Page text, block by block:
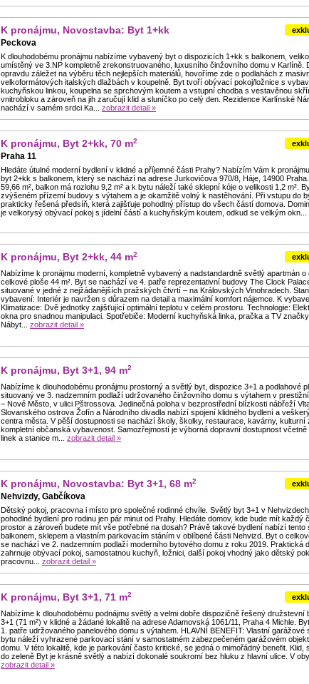
K pronájmu, Novostavba: Byt 1+kk
Peckova
K dlouhodobému pronájmu nabízíme vybavený byt o dispozicích 1+kk s balkonem,
umístěný ve 3.NP kompletně zrekonstruovaného, luxusního činžovního domu v Karlíně.
opravdu záležet na výběru těch nejlepších materiálů, hovoříme zde o podlahách z
velkoformátových italských dlažbách v koupelně. Byt tvoří obývací pokoj/ložnice s
kuchyňskou linkou, koupelna se sprchovým koutem a vstupní chodba s vestavěnou
vnitrobloku a zároveň na jih zaručují klid a sluníčko po celý den. Rezidence Karlínské
nachází v samém srdci Ka... zobrazit detail »
K pronájmu, Byt 2+kk, 70 m2
Praha 11
Hledáte útulné moderní bydlení v klidné a příjemné části Prahy? Nabízím Vám k
byt 2+kk s balkonem, který se nachází na adrese Jurkovičova 970/8, Háje, 14900
59,66 m², balkon má rozlohu 9,2 m² a k bytu náleží také sklepní kóje o velikosti 1,2 m².
zvýšeném přízemí budovy s výtahem a je okamžitě volný k nastěhování. Při vstupu do
prakticky řešená předsíň, která zajišťuje pohodlný přístup do všech částí domova.
je velkorysý obývací pokoj s jídelní částí a kuchyňským koutem, odkud se velkým okn...
K pronájmu, Byt 2+kk, 44 m2
Nabízíme k pronájmu moderní, kompletně vybavený a nadstandardně světlý apartmán o
celkové ploše 44 m². Byt se nachází ve 4. patře reprezentativní budovy The Clock
situované v jedné z nejžádanějších pražských čtvrtí – na Královských Vinohradech.
vybavení: Interiér je navržen s důrazem na detail a maximální komfort nájemce. K
Klimatizace: Dvě jednotky zajišťující optimální teplotu v celém prostoru. Technologie:
okna pro snadnou manipulaci. Spotřebiče: Moderní kuchyňská linka, pračka a TV značky
Nábyt... zobrazit detail »
K pronájmu, Byt 3+1, 94 m2
Nabízíme k dlouhodobému pronájmu prostorný a světlý byt, dispozice 3+1 a podlahové
situovaný ve 3. nadzemním podlaží udržovaného činžovního domu s výtahem v
– Nové Město, v ulici Pštrossova. Jedinečná poloha v bezprostřední blízkosti nábřeží
Slovanského ostrova Žofín a Národního divadla nabízí spojení klidného bydlení a
centra města. V pěší dostupnosti se nachází školy, školky, restaurace, kavárny, kulturní
kompletní občanská vybavenost. Samozřejmostí je výborná dopravní dostupnost
linek a stanice m... zobrazit detail »
K pronájmu, Novostavba: Byt 3+1, 68 m2
Nehvizdy, Gabčíkova
Dětský pokoj, pracovna i místo pro společné rodinné chvíle. Světlý byt 3+1 v
pohodlné bydlení pro rodinu jen pár minut od Prahy. Hledáte domov, kde bude mít každý
prostor a zároveň budete mít vše potřebné na dosah? Právě takové bydlení nabízí tento
balkonem, sklepem a vlastním parkovacím stáním v oblíbené části Nehvizd. Byt o
se nachází ve 2. nadzemním podlaží moderního bytového domu z roku 2019. Praktická
zahrnuje obývací pokoj, samostatnou kuchyň, ložnici, další pokoj vhodný jako dětský
pracovnu... zobrazit detail »
K pronájmu, Byt 3+1, 71 m2
Nabízíme k dlouhodobému podnájmu světlý a velmi dobře dispozičně řešený družstevní
3+1 (71 m²) v klidné a žádané lokalitě na adrese Adamovská 1061/11, Praha 4 Michle.
1. patře udržovaného panelového domu s výtahem. HLAVNÍ BENEFIT: Vlastní garážové
bytu náleží vyhrazené parkovací stání v samostatném zabezpečeném garážovém
domu. V této lokalitě, kde je parkování často kritické, se jedná o mimořádný benefit. Klid,
do zeleně Byt je krásně světlý a nabízí dokonalé soukromí bez hluku z hlavní ulice. V
zobrazit detail »